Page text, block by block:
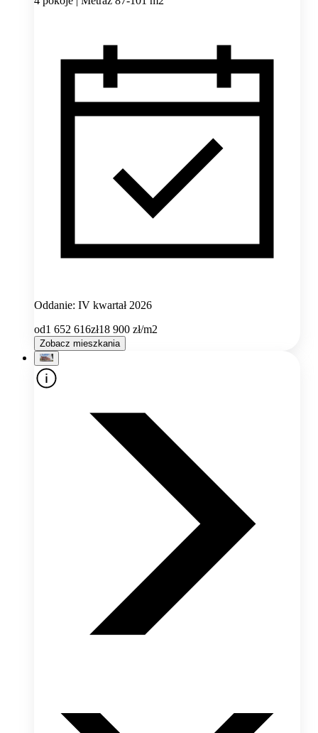
Oddanie: IV kwartał 2026
od1 652 616zł18 900 zł/m2
Zobacz mieszkania